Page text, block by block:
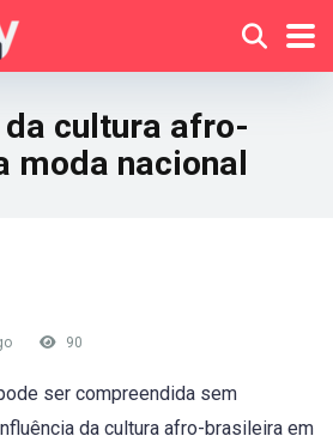
cultura afro-
moda nacional
90
ser compreendida sem
da cultura afro-brasileira em